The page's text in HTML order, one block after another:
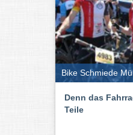
Bike Schmiede
Denn das
Teile